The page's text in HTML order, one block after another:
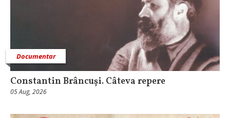
Documentar
Constantin Brâncuși. Câteva repere
05 Aug, 2026